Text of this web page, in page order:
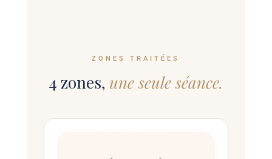
ZONES TRAITÉES
4 zones, une seule séance.